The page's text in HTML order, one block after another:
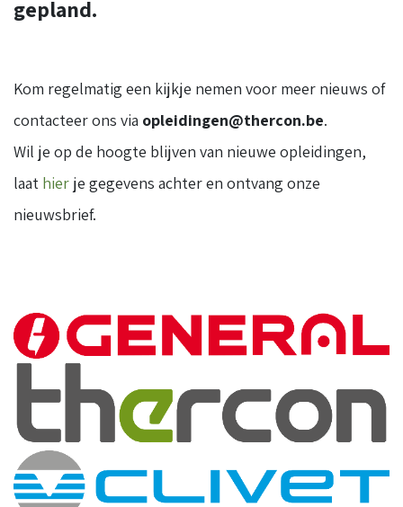
gepland.
Kom regelmatig een kijkje nemen voor meer nieuws of
contacteer ons via opleidingen@thercon.be.
Wil je op de hoogte blijven van nieuwe opleidingen,
laat hier je gegevens achter en ontvang onze
nieuwsbrief.